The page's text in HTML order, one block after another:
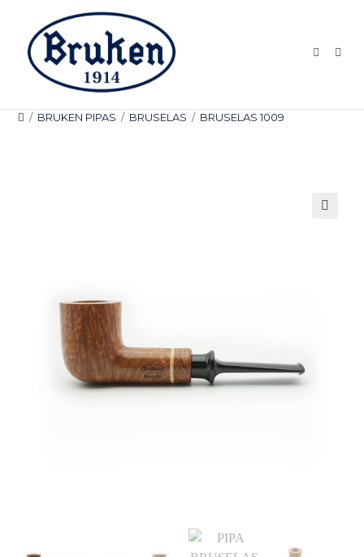
contenido
/ BRUKEN PIPAS / BRUSELAS / BRUSELAS 1009